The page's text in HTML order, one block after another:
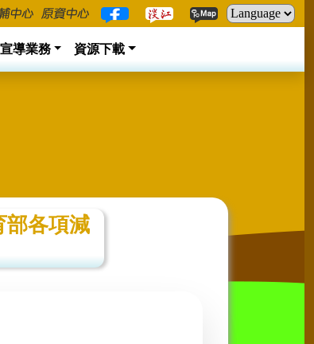
宣導業務 資源下載
部各項減